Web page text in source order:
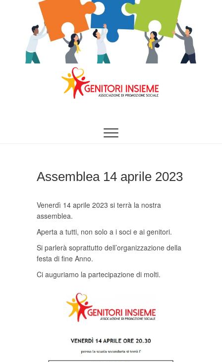
Aps
Assemblea 14 aprile 2023
Venerdì 14 aprile 2023 si terrà la nostra
assemblea.
Aperta a tutti, non solo a i soci e ai genitori.
Si parlerà soprattutto dell’organizzazione della
festa di fine Anno.
Ci auguriamo la partecipazione di molti.